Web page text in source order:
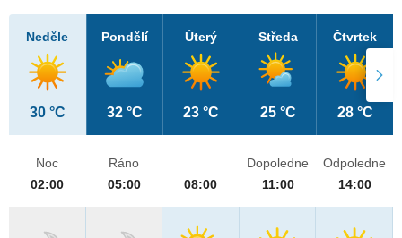
Neděle
30 °C
Pondělí
32 °C
Úterý
23 °C
Středa
25 °C
Čtvrtek
28 °C
Noc
02:00
Ráno
05:00
08:00
Dopoledne
11:00
Odpoledne
14:00